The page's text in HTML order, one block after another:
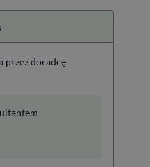
przez doradcę